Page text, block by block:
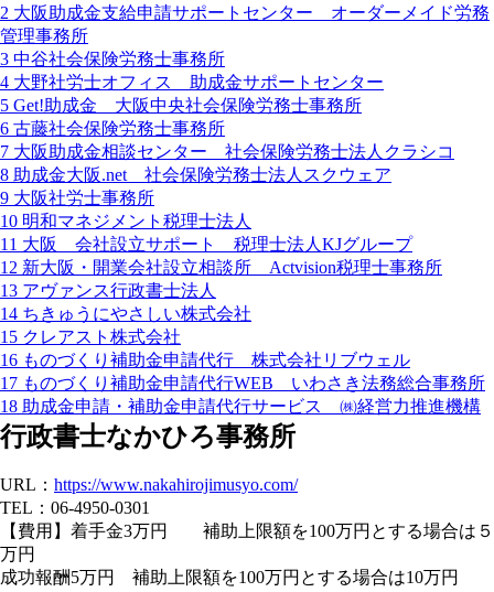
2 大阪助成金支給申請サポートセンター オーダーメイド労務
管理事務所
3 中谷社会保険労務士事務所
4 大野社労士オフィス 助成金サポートセンター
5 Get!助成金 大阪中央社会保険労務士事務所
6 古藤社会保険労務士事務所
7 大阪助成金相談センター 社会保険労務士法人クラシコ
8 助成金大阪.net 社会保険労務士法人スクウェア
9 大阪社労士事務所
10 明和マネジメント税理士法人
11 大阪 会社設立サポート 税理士法人KJグループ
12 新大阪・開業会社設立相談所 Actvision税理士事務所
13 アヴァンス行政書士法人
14 ちきゅうにやさしい株式会社
15 クレアスト株式会社
16 ものづくり補助金申請代行 株式会社リブウェル
17 ものづくり補助金申請代行WEB いわさき法務総合事務所
18 助成金申請・補助金申請代行サービス ㈱経営力推進機構
行政書士なかひろ事務所
URL： https://www.nakahirojimusyo.com/
TEL：06-4950-0301
【費用】着手金3万円 補助上限額を100万円とする場合は５
万円
成功報酬5万円 補助上限額を100万円とする場合は10万円